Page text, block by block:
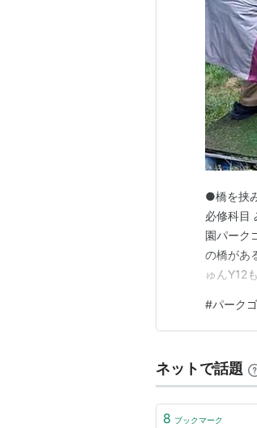
●橋を挟
必修科目
園パーク
の橋があ
ゅんY12
える） グ
といって
#パーク
ネットで話題
8 ブックマーク